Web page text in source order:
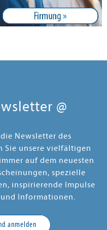
@
Newsletter des
Sie unsere vielfältigen
auf dem neuesten
spezielle
inspirierende Impulse
Informationen.
anmelden